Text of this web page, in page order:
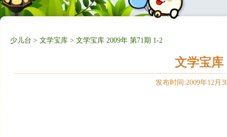
少儿台 > 文学宝库 > 文学宝库 2009年 第71期 1-2
文学宝库
发布时间:2009年12月